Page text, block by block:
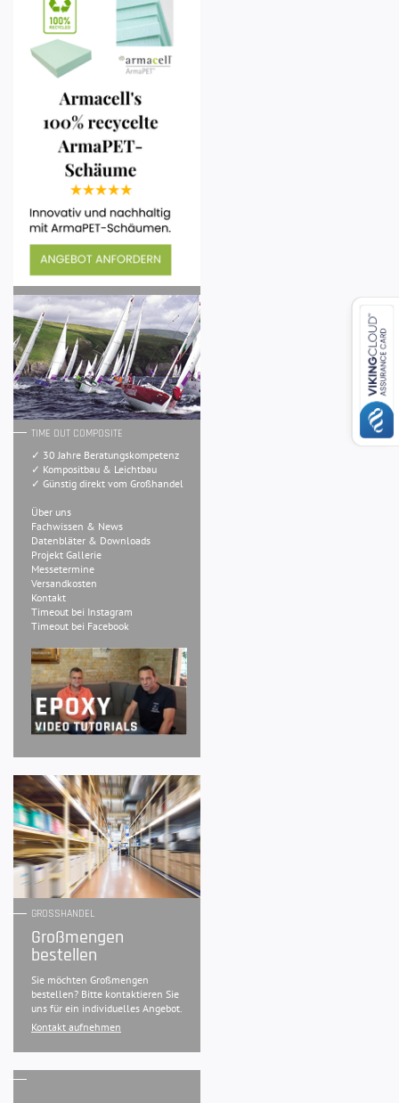
TIME OUT COMPOSITE
✓ 30 Jahre Beratungskompetenz
✓ Kompositbau & Leichtbau
✓ Günstig direkt vom Großhandel
Über uns
Fachwissen & News
Datenbläter & Downloads
Projekt Gallerie
Messetermine
Versandkosten
Kontakt
Timeout bei Instagram
Timeout bei Facebook
GROSSHANDEL
Großmengen
bestellen
Sie möchten Großmengen
bestellen? Bitte kontaktieren Sie
uns für ein individuelles Angebot.
Kontakt aufnehmen